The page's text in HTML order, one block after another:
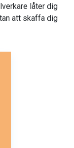
låter dig
att skaffa dig